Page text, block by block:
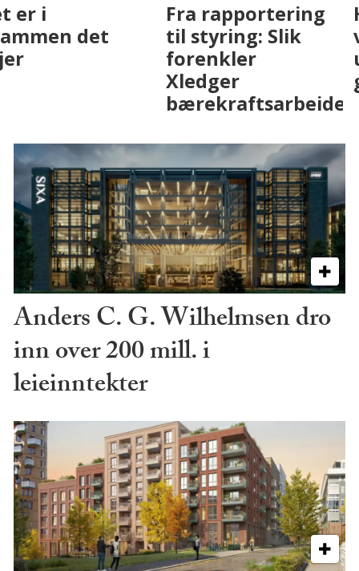
Fenistra endrer
eiendomsbransjen
med AI. Slik ser vi
Det er i
Drammen det
skjer
Anders C. G. Wilhelmsen dro
inn over 200 mill. i
leieinntekter